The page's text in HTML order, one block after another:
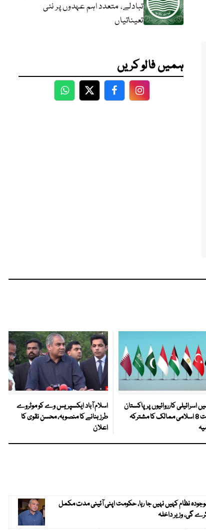
تبادلے، متعدد اہم عہدوں پر نئی
تعیناتیاں
ہمیں فالو کریں
WhatsApp
TwitterFacebookFacebook
اسرائیلی کارروائیوں پر پاکستان
سمیت 8 اسلامی ممالک کا مشترکہ
اسلام آباد ایکسپریس وے کو موٹروے
طرز بنانے کا منصوبہ، محسن نقوی کا
اعلان
نظام کہیں نہیں جا رہا، حکومت اپنی آئینی مدت مکمل
گی، وزیر داخلہ